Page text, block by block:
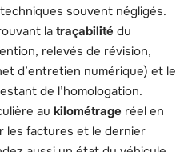
souvent négligés.
latraçabilité du
relevés de révision,
d’entretien numérique) et le
de l’homologation.
au kilométrage réel en
les factures et le dernier